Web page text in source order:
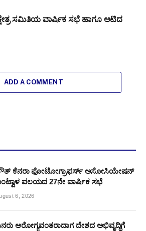
ಸಮಿತಿಯ ವಾರ್ಷಿಕ ಸಭೆ ಹಾಗೂ ಆಟಿದ
ADD A COMMENT
ಕೆನರಾ ಫೋಟೋಗ್ರಾಫರ್ಸ್ ಅಸೋಸಿಯೇಷನ್
ವಲಯದ 27ನೇ ವಾರ್ಷಿಕ ಸಭೆ
6, 2026
ಆರೋಗ್ಯವಂತರಾದಾಗ ದೇಶದ ಅಭಿವೃದ್ಧಿಗೆ